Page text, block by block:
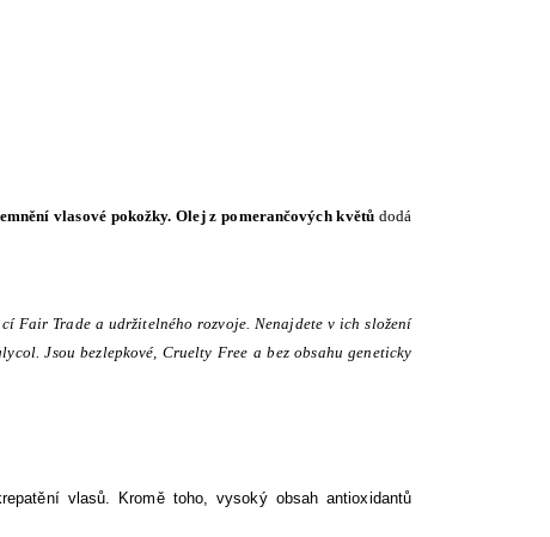
vlasové pokožky. Olej z pomerančových květů dodá
Fair Trade a udržitelného rozvoje. Nenajdete v ich složení
Jsou bezlepkové, Cruelty Free a bez obsahu geneticky
vlasů. Kromě toho, vysoký obsah antioxidantů